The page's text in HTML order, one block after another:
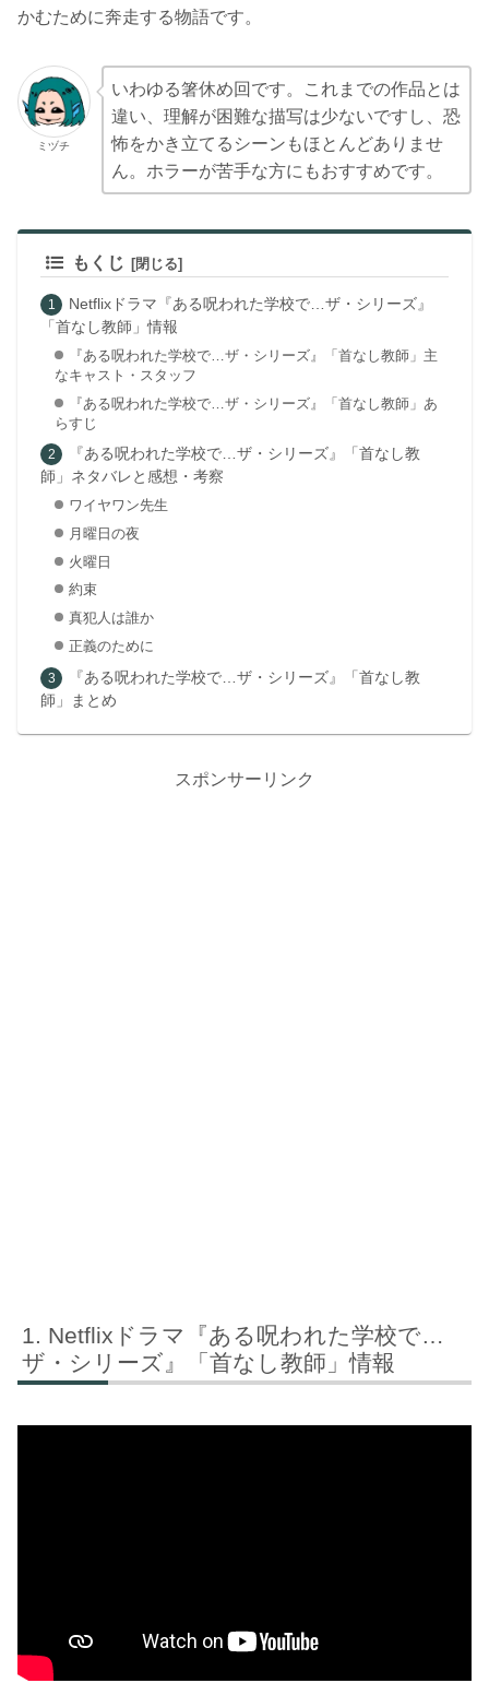
かむために奔走する物語です。
ミヅチ
いわゆる箸休め回です。これまでの作品とは
違い、理解が困難な描写は少ないですし、恐
怖をかき立てるシーンもほとんどありませ
ん。ホラーが苦手な方にもおすすめです。
もくじ
Netflixドラマ『ある呪われた学校で…ザ・シリーズ』
「首なし教師」情報
『ある呪われた学校で…ザ・シリーズ』「首なし教師」主
なキャスト・スタッフ
『ある呪われた学校で…ザ・シリーズ』「首なし教師」あ
らすじ
『ある呪われた学校で…ザ・シリーズ』「首なし教
師」ネタバレと感想・考察
ワイヤワン先生
月曜日の夜
火曜日
約束
真犯人は誰か
正義のために
『ある呪われた学校で…ザ・シリーズ』「首なし教
師」まとめ
スポンサーリンク
Netflixドラマ『ある呪われた学校で…
ザ・シリーズ』「首なし教師」情報